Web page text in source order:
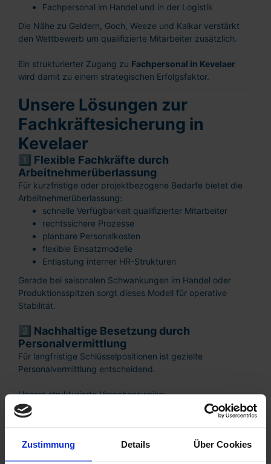
Zustimmung Details Über Cookies
Fachpersonal im Handel und in der Logistik
Die Nähe zu Geldern, Goch, Weeze und Kalkar verstärkt
den Wettbewerb um qualifizierte Mitarbeiter zusätzlich.
Ein strukturierter Zugang zu Fachpersonal in Kevelaer
wird damit zu einem strategischen Erfolgsfaktor.
Unsere Lösungen zur
Fachkräftesicherung in
Kevelaer
1️⃣ Flexible Fachkräfte durch
Arbeitnehmerüberlassung
Für kurzfristige oder projektbezogene Bedarfe bietet die
Arbeitnehmerüberlassung:
schnelle Verfügbarkeit qualifizierter Mitarbeiter
rechtssichere Prozesse
planbare Personalkosten
flexible Einsatzmodelle
Entlastung interner HR-Strukturen
Gerade bei saisonalen Schwankungen im Handel oder
Produktionsspitzen sorgt dieses Modell für operative
Stabilität.
2️⃣ Nachhaltige Besetzung durch
Personalvermittlung
Für langfristige Schlüsselpositionen ist gezielte
Personalvermittlung entscheidend.
Unsere strukturierte Vorgehensweise:
fachliche und persönliche Eignungsprüfung